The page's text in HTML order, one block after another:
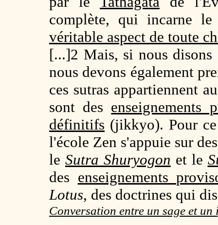
complète, qui incarne
véritable aspect de toute
[...]2 Mais, si nous
nous devons également
ces sutras appartiennent
sont des enseignements
définitifs (jikkyo). Pour
l'école Zen s'appuie sur
le Sutra Shuryogon et le
des enseignements
Lotus, des doctrines qui
Conversation entre un sage et